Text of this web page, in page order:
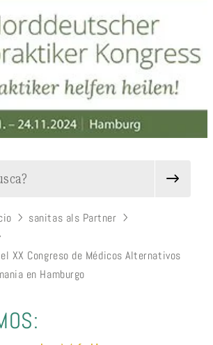
sanitas als Partner
XX Congreso de Médicos Alternativos
en Hamburgo